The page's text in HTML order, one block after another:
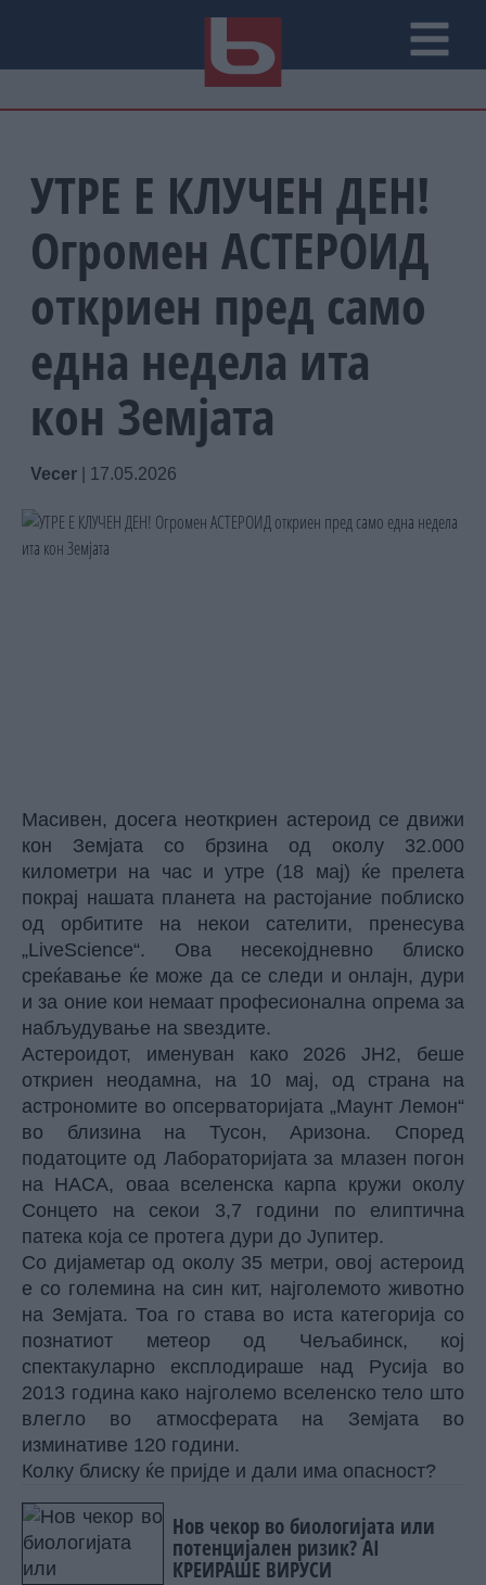
УТРЕ Е КЛУЧЕН ДЕН!
Огромен АСТЕРОИД
откриен пред само
една недела ита
кон Земјата
Vecer 17.05.2026
Масивен, досега неоткриен астероид се движи
кон Земјата со брзина од околу 32.000
километри на час и утре (18 мај) ќе прелета
покрај нашата планета на растојание поблиско
од орбитите на некои сателити, пренесува
„LiveScience“. Ова несекојдневно блиско
среќавање ќе може да се следи и онлајн, дури
и за оние кои немаат професионална опрема за
набљудување на ѕвездите.
Астероидот, именуван како 2026 JH2, беше
откриен неодамна, на 10 мај, од страна на
астрономите во опсерваторијата „Маунт Лемон“
во близина на Тусон, Аризона. Според
податоците од Лабораторијата за млазен погон
на НАСА, оваа вселенска карпа кружи околу
Сонцето на секои 3,7 години по елиптична
патека која се протега дури до Јупитер.
Со дијаметар од околу 35 метри, овој астероид
е со големина на син кит, најголемото животно
на Земјата. Тоа го става во иста категорија со
познатиот метеор од Чељабинск, кој
спектакуларно експлодираше над Русија во
2013 година како најголемо вселенско тело што
влегло во атмосферата на Земјата во
изминативе 120 години.
Колку блиску ќе пријде и дали има опасност?
Нов чекор во биологијата или
потенцијален ризик? AI
КРЕИРАШЕ ВИРУСИ